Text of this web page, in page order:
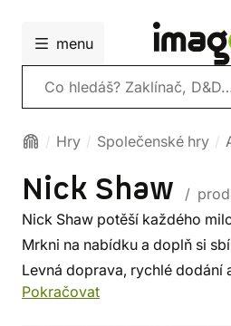
menu
Vyhledávání
Hry Společenské hry
Nick Shaw
/
Nick Shaw potěší každého
Mrkni na nabídku a doplň si
Levná doprava, rychlé dodání
Pokračovat